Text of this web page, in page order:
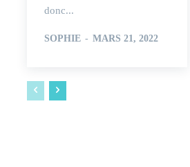
donc...
SOPHIE - MARS 21, 2022